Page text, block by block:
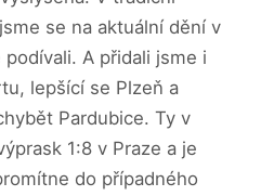
se na aktuální dění v
A přidali jsme i
lepšící se Plzeň a
Pardubice. Ty v
1:8 v Praze a je
do případného